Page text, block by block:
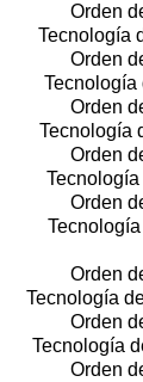
Orden
Tecnología
Orden
Tecnología
Orden
Tecnología
Orden
Orden
Orden
Tecnología
Orden
Tecnología
Orden